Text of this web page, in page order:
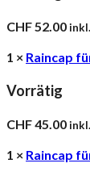
CHF52.00
1 × Raincap
Vorrätig
CHF45.00
1 × Raincap